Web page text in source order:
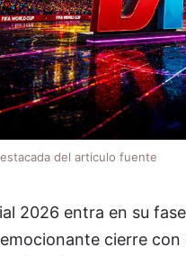
del articulo fuente
2026 entra en su
cierre